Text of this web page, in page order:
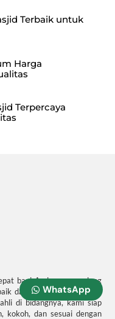
WhatsApp
Terbaik untuk
Harga
Terpercaya
bagi Anda yang sedang
dan profesional. Dengan
di bidangnya, kami siap
kokoh, dan sesuai dengan